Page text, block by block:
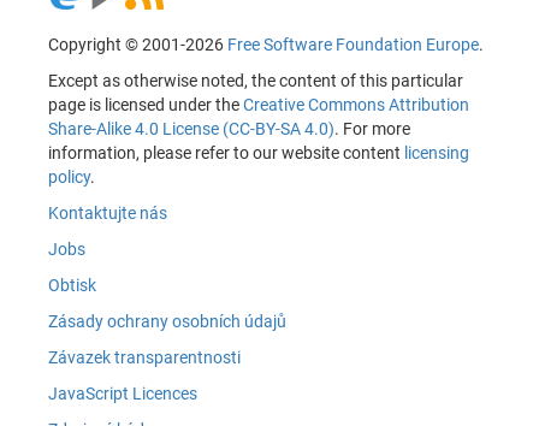
Copyright © 2001-2026 Free Software Foundation Europe.
Except as otherwise noted, the content of this particular
page is licensed under theCreative Commons Attribution
Share-Alike 4.0 License (CC-BY-SA 4.0). For more
information, please refer to our website content licensing
policy.
Kontaktujte nás
Jobs
Obtisk
Zásady ochrany osobních údajů
Závazek transparentnosti
JavaScript Licences